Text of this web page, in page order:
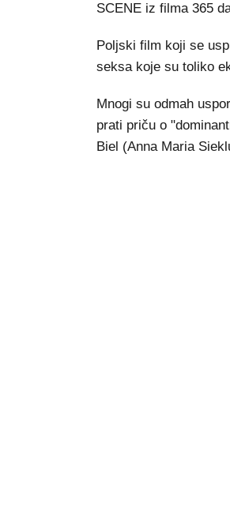
SCENE iz filma 365
Poljski film koji se
seksa koje su toliko
Mnogi su odmah
prati priču o
Biel (Anna Maria